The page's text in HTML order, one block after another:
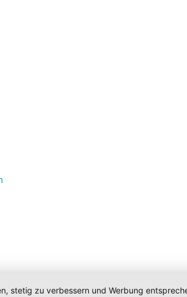
stetig zu verbessern und Werbung